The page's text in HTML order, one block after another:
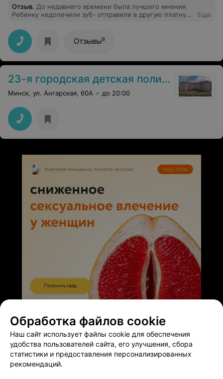
Отзыв. До недавнего времени была лучшего мнения.
Ребенку недолечили зуб- отправили в другую платную
гарантии не дается.
Еще
Отзывы9
23-я городская детская поликлиника
Минск, ул. Ангарская, 60А до 20:00
Обработка файлов cookie
Наш сайт использует файлы cookie для обеспечения
удобства пользователей сайта, его улучшения, сбора
статистики и предоставления персонализированных
рекомендаций.